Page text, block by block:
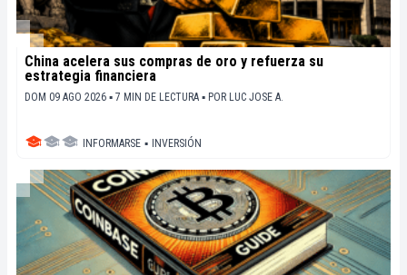
China acelera sus compras de oro y refuerza su
estrategia financiera
DOM 09 AGO 2026 ▪ 7 MIN DE LECTURA ▪ POR LUC JOSE A.
INFORMARSE ▪ INVERSIÓN